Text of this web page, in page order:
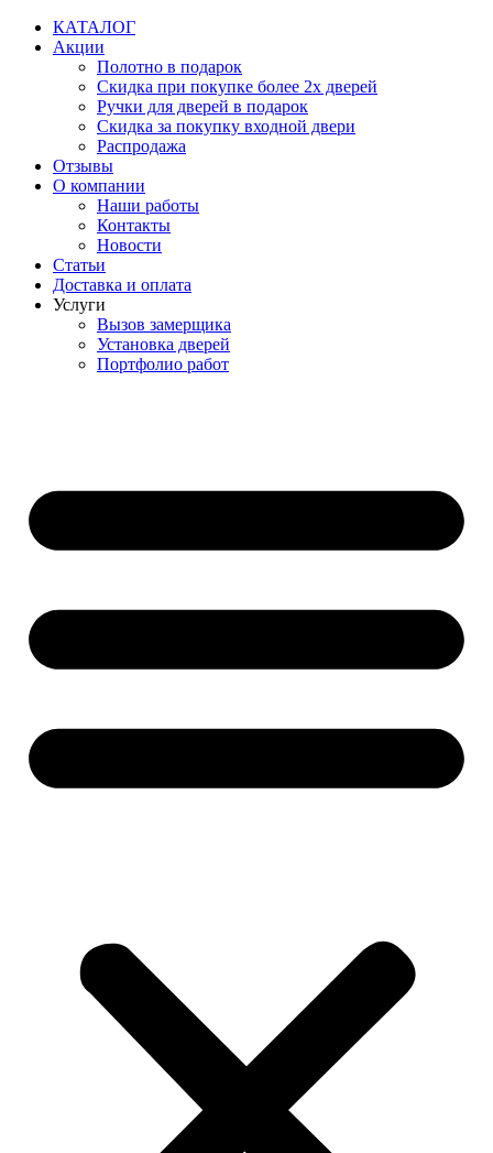
Перейти
содержимому
КАТАЛОГ
Акции
Полотно в подарок
Скидка при покупке более 2х дверей
Ручки для дверей в подарок
Скидка за покупку входной двери
Распродажа
Отзывы
О компании
Наши работы
Контакты
Новости
Статьи
Доставка и оплата
Услуги
Вызов замерщика
Установка дверей
Портфолио работ